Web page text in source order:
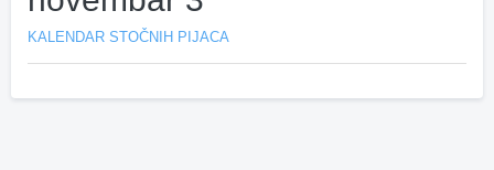
KALENDAR STOČNIH PIJACA